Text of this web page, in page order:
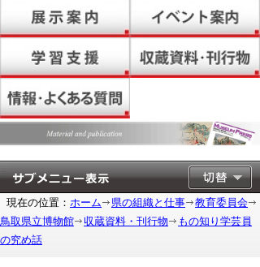
現在の位置： ホーム 県の組織と仕事
教育委員会
鳥取県立博物館
収蔵資料・刊行物
もの知り学芸員
の究め話